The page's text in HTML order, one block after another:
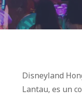
Disneyland
Lantau, es un